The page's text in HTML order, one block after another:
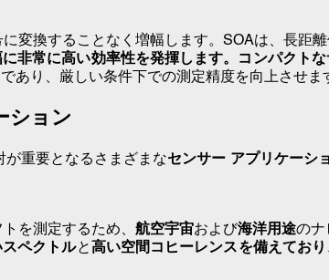
に変換することなく増幅します。SOAは、長距
非常に高い効率性を発揮します。 コンパクト
あり、厳しい条件下での測定精度を向上させま
ション
が重要となる さまざまなセンサー アプリケーシ
を測定するため、 航空宇宙および海洋用途のナ
スペクトルと 高い空間コヒーレンスを備えており